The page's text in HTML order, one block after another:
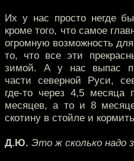
Их у нас просто негде
кроме того, что самое
огромную возможность
то, что все эти
зимой. А у нас выпас
части северной Руси,
где-то через 4,5 месяца
месяцев, а то и 8
скотину в стойле и
Д.Ю. Это ж сколько надо